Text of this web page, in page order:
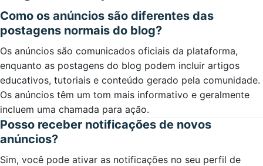
Como os anúncios são diferentes das
postagens normais do blog?
Os anúncios são comunicados oficiais da plataforma,
enquanto as postagens do blog podem incluir artigos
educativos, tutoriais e conteúdo gerado pela comunidade.
Os anúncios têm um tom mais informativo e geralmente
incluem uma chamada para ação.
Posso receber notificações de novos
anúncios?
Sim, você pode ativar as notificações no seu perfil de